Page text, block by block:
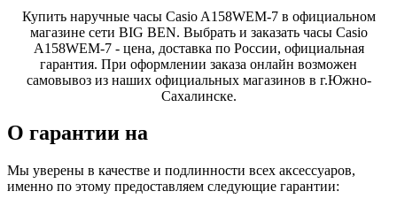
Купить наручные часы Casio A158WEM-7 в официальном
магазине сети BIG BEN. Выбрать и заказать часы Casio
A158WEM-7 - цена, доставка по России, официальная
гарантия. При оформлении заказа онлайн возможен
самовывоз из наших официальных магазинов в г.Южно-
Сахалинске.
О гарантии на
Мы уверены в качестве и подлинности всех аксессуаров,
именно по этому предоставляем следующие гарантии: